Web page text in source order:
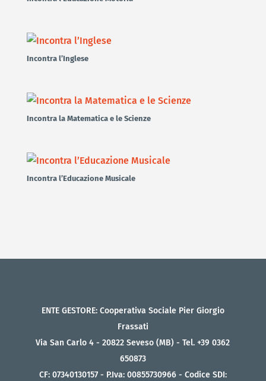
Incontra l’Inglese
Incontra la Matematica e le Scienze
Incontra l’Educazione Musicale
ENTE GESTORE: Cooperativa Sociale Pier Giorgio
Frassati
Via San Carlo 4 - 20822 Seveso (MB) - Tel. +39 0362
650873
CF: 07340130157 - P.Iva: 00855730966 - Codice SDI: